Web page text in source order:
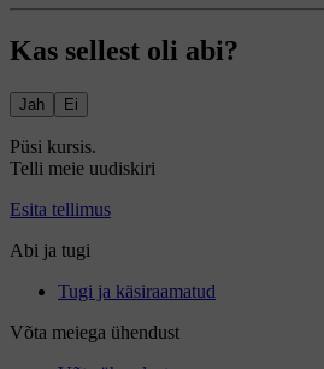
Kas sellest oli abi?
Jah Ei